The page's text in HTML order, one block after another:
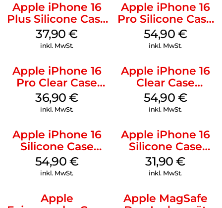
Apple iPhone 16
Plus Silicone Case
MagSafe Lake
Green
37,90€
inkl. MwSt.
Apple iPhone 16
Pro Silicone Case
MagSafe Black
54,90 €
inkl. MwSt.
Apple iPhone 16
Pro Clear Case
MagSafe
Transparent
36,90€
inkl. MwSt.
Apple iPhone 16
Clear Case
MagSafe
Transparent
54,90 €
inkl. MwSt.
Apple iPhone 16
Silicone Case
MagSafe Lake
Green
54,90 €
inkl. MwSt.
Apple iPhone 16
Silicone Case
MagSafe Fuchsia
31,90€
inkl. MwSt.
Apple
Apple MagSafe